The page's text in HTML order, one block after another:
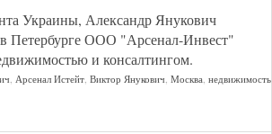
Украины, Александр Янукович
в Петербурге ООО "Арсенал-Инвест"
и консалтингом.
, Арсенал Истейт, Виктор Янукович, Москва, недвижимость